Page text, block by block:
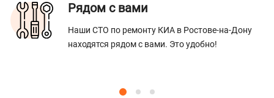
Рядом с вами
Наши СТО по ремонту КИА в Ростове-на-Дону
находятся рядом с вами. Это удобно!